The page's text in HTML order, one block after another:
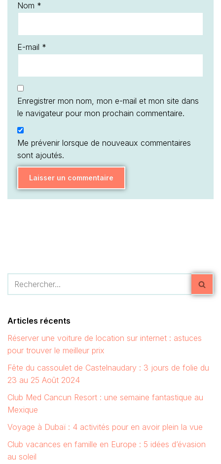
Nom *
E-mail *
Enregistrer mon nom, mon e-mail et mon site dans
le navigateur pour mon prochain commentaire.
Me prévenir lorsque de nouveaux commentaires
sont ajoutés.
Articles récents
Réserver une voiture de location sur internet : astuces
pour trouver le meilleur prix
Fête du cassoulet de Castelnaudary : 3 jours de folie du
23 au 25 Août 2024
Club Med Cancun Resort : une semaine fantastique au
Mexique
Voyage à Dubaï : 4 activités pour en avoir plein la vue
Club vacances en famille en Europe : 5 idées d’évasion
au soleil